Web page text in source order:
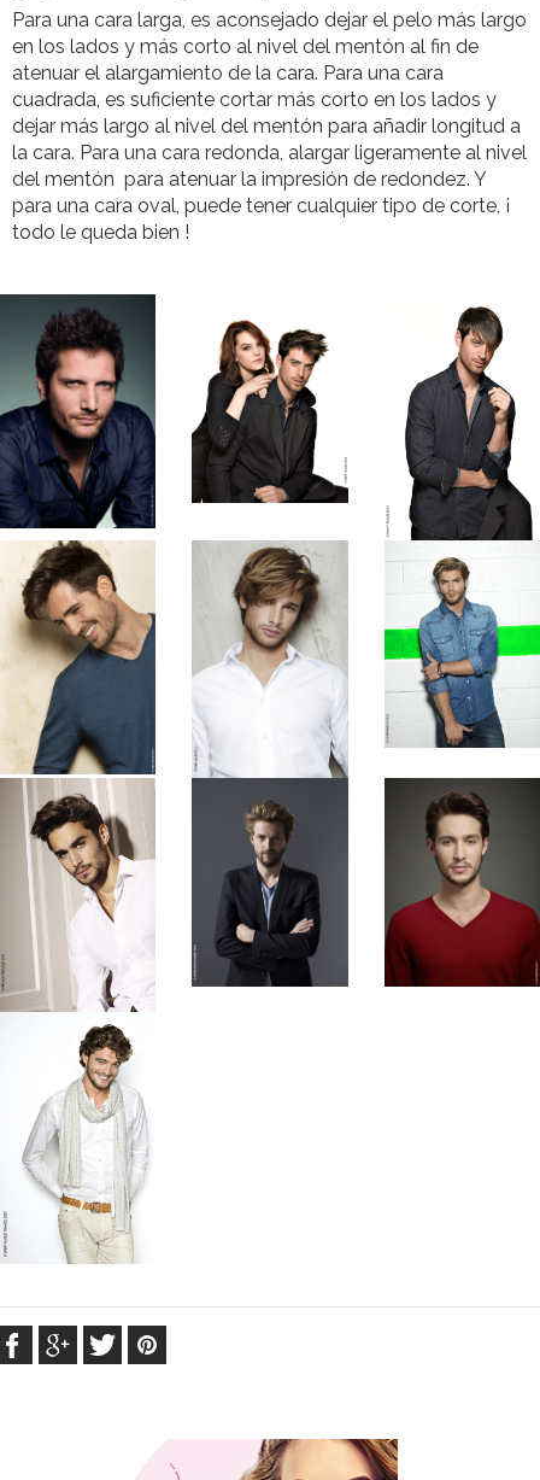
Para una cara larga, es aconsejado dejar el pelo más largo
en los lados y más corto al nivel del mentón al fin de
atenuar el alargamiento de la cara. Para una cara
cuadrada, es suficiente cortar más corto en los lados y
dejar más largo al nivel del mentón para añadir longitud a
la cara. Para una cara redonda, alargar ligeramente al nivel
del mentón para atenuar la impresión de redondez. Y
para una cara oval, puede tener cualquier tipo de corte, ¡
todo le queda bien !